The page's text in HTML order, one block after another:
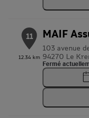
11
12.34 km
MAIF
103 avenue
94270 Le
Fermé